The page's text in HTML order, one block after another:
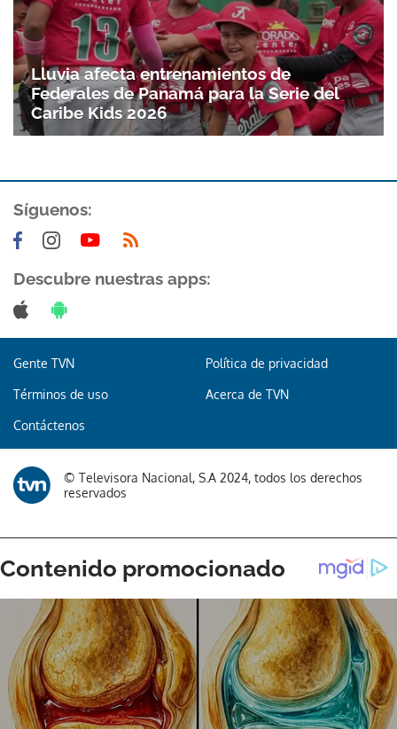
Gracias por suscribirte a nuestro boletín.
ACEPTAR
Lluvia afecta entrenamientos de
Federales de Panamá para la Serie del
Caribe Kids 2026
Síguenos:
Descubre nuestras apps:
Gente TVN Política de privacidad
Términos de uso Acerca de TVN
Contáctenos
© Televisora Nacional, S.A 2024, todos los derechos
reservados